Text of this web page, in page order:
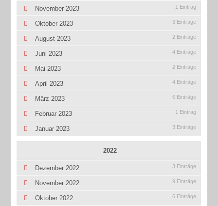
November 2023 1 Eintrag
Oktober 2023 3 Einträge
August 2023 2 Einträge
Juni 2023 4 Einträge
Mai 2023 2 Einträge
April 2023 4 Einträge
März 2023 6 Einträge
Februar 2023 1 Eintrag
Januar 2023 3 Einträge
2022
Dezember 2022 3 Einträge
November 2022 9 Einträge
Oktober 2022 6 Einträge